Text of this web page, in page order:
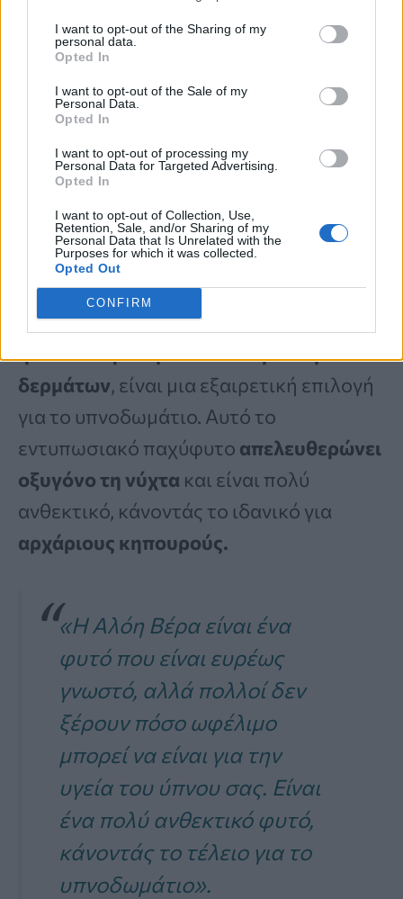
I want to opt-out of the Sharing of my
personal data.
Opted In
I want to opt-out of the Sale of my
Personal Data.
Opted In
I want to opt-out of processing my
Personal Data for Targeted Advertising.
Opted In
I want to opt-out of Collection, Use,
Retention, Sale, and/or Sharing of my
Personal Data that Is Unrelated with the
Purposes for which it was collected.
Opted Out
CONFIRM
Αν έχετε Αγγλικό Κισσό στο
υπνοδωμάτιο, θα διασφαλίσετε ότι
αναπνέετε καθαρό αέρα ενώ κοιμάστε,
προστατεύοντάς σας από τα ενοχλητικά
κρυολογήματα αυτόν τον χειμώνα»,
προσθέτει.
5. Αλόη Βέρα (Aloe Vera)
Η Αλόη Βέρα, που χρησιμοποιείται
συνήθως για την αντιμετώπιση των
ηλιακών εγκαυμάτων και ερεθισμένων
δερμάτων, είναι μια εξαιρετική επιλογή
για το υπνοδωμάτιο. Αυτό το
εντυπωσιακό παχύφυτο απελευθερώνει
οξυγόνο τη νύχτα και είναι πολύ
ανθεκτικό, κάνοντάς το ιδανικό για
αρχάριους κηπουρούς.
«Η Αλόη Βέρα είναι ένα
φυτό που είναι ευρέως
γνωστό, αλλά πολλοί δεν
ξέρουν πόσο ωφέλιμο
μπορεί να είναι για την
υγεία του ύπνου σας. Είναι
ένα πολύ ανθεκτικό φυτό,
κάνοντάς το τέλειο για το
υπνοδωμάτιο».